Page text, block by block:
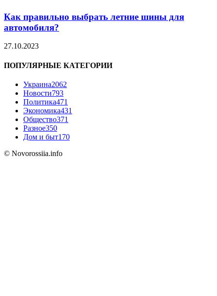
Как правильно выбрать летние шины для
автомобиля?
27.10.2023
ПОПУЛЯРНЫЕ КАТЕГОРИИ
Украина2062
Новости793
Политика471
Экономика431
Общество371
Разное350
Дом и быт170
© Novorossiia.info